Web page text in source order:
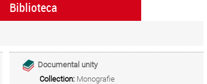
Biblioteca
Documental unity
Collection: Monografie